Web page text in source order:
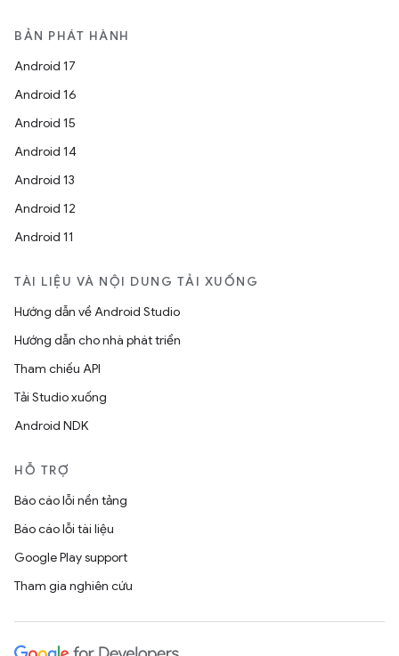
BẢN PHÁT HÀNH
Android 17
Android 16
Android 15
Android 14
Android 13
Android 12
Android 11
TÀI LIỆU VÀ NỘI DUNG TẢI XUỐNG
Hướng dẫn về Android Studio
Hướng dẫn cho nhà phát triển
Tham chiếu API
Tải Studio xuống
Android NDK
HỖ TRỢ
Báo cáo lỗi nền tảng
Báo cáo lỗi tài liệu
Google Play support
Tham gia nghiên cứu